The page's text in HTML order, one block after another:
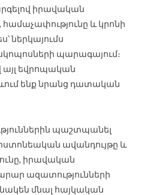
իրավական
համաչափությունը և կրոնի
ներկայումս
պարագայում։
այլ եվրոպական
ենք նրանց դատական
պաշտպանել
ավանդույթը և
իրավական
ազատությունների
մնալ հայկական